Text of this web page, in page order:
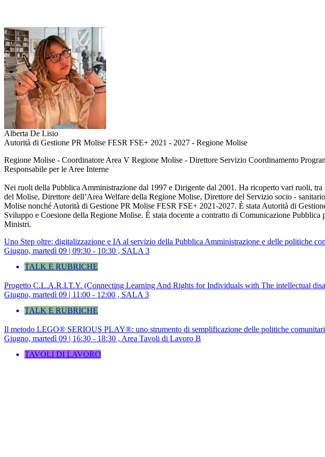
Alberta De Lisio
Autorità di Gestione PR Molise FESR FSE+ 2021 - 2027 - Regione Molise
Regione Molise - Coordinatore Area V Regione Molise - Direttore Servizio Coordinamento
Responsabile per le Aree Interne
Nei ruoli della Pubblica Amministrazione dal 1997 e Dirigente dal 2001. Ha ricoperto vari ruoli,
del Molise, Direttore dell’Area Welfare della Regione Molise, Direttore del Servizio socio -
Molise nonché Autorità di Gestione PR Molise FESR FSE+ 2021-2027. È stata Autorità di
Sviluppo e Coesione della Regione Molise. È stata docente a contratto di Comunicazione
Ministri.
Uno Step oltre: digitalizzazione e IA al servizio della Pubblica Amministrazione e delle politiche
Giugno, martedì 09 | 09:30 - 10:30 , SALA 3
TALK E RUBRICHE
Progetto C.L.A.R.I.T.Y. (Connecting Learning And Rights for Individuals with The intellectual
Giugno, martedì 09 | 11:00 - 12:00 , SALA 3
TALK E RUBRICHE
Il metodo LEGO® SERIOUS PLAY®: uno strumento di semplificazione delle politiche
Giugno, martedì 09 | 16:30 - 18:30 , Area Tavoli di Lavoro B
TAVOLI DI LAVORO